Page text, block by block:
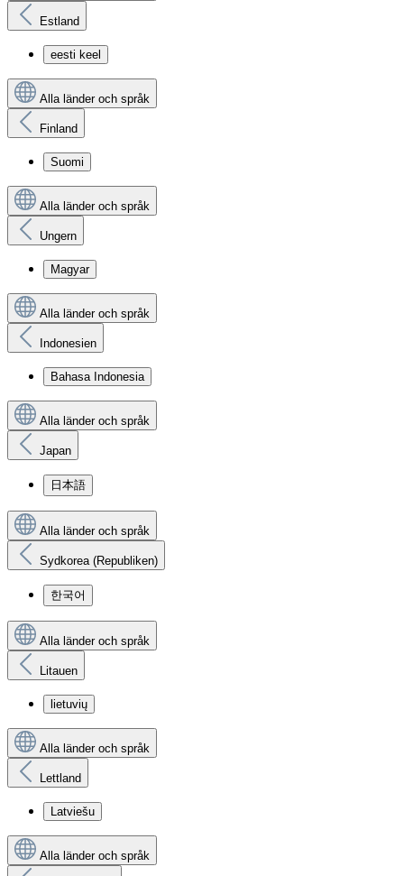
Estland
eesti keel
Alla länder och språk
Finland
Suomi
Alla länder och språk
Ungern
Magyar
Alla länder och språk
Indonesien
Bahasa Indonesia
Alla länder och språk
Japan
日本語
Alla länder och språk
Sydkorea (Republiken)
한국어
Alla länder och språk
Litauen
lietuvių
Alla länder och språk
Lettland
Latviešu
Alla länder och språk